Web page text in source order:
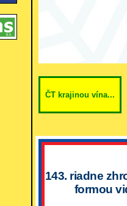
ČT krajinou vína...
143. riadne
formou